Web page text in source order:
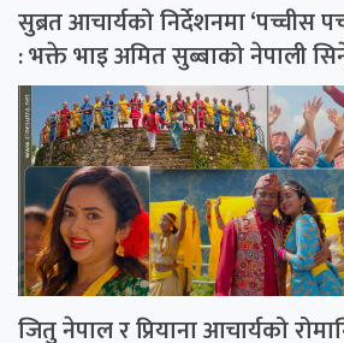
सुब्रत आचार्यको निर्देशनमा ‘पच्चीस
: भक्ते भाइ अमित सुब्बाको नेपाली
जितु नेपाल र प्रियाना आचार्यको